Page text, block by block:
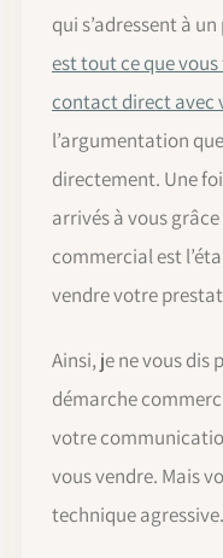
qui s’adressent à
est tout ce que
contact direct avec
l’argumentation
directement. Une
arrivés à vous
commercial est
vendre votre
Ainsi, je ne vous dis
démarche
votre
vous vendre. Mais
technique agressive.